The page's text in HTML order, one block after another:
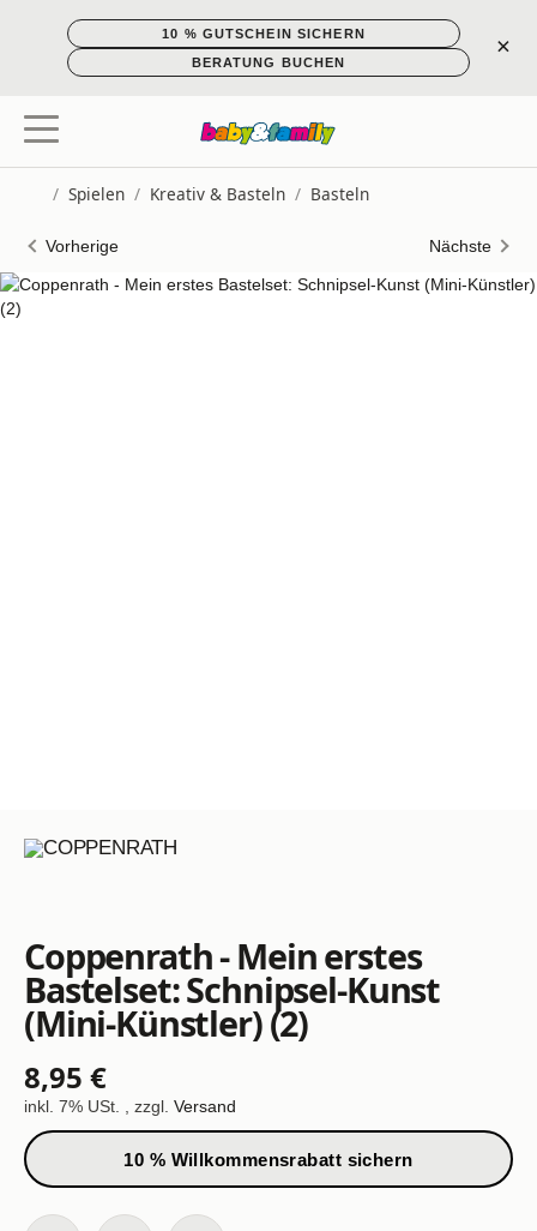
10 % GUTSCHEIN SICHERN
BERATUNG BUCHEN
×
/ Spielen / Kreativ & Basteln / Basteln
Vorherige Nächste
Coppenrath - Mein erstes
Bastelset: Schnipsel-Kunst
(Mini-Künstler) (2)
8,95 €
inkl. 7% USt. , zzgl. Versand
10 % Willkommensrabatt sichern